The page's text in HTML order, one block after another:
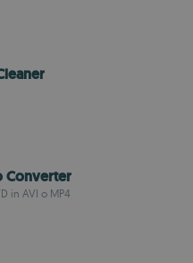
Converter
in AVI o MP4